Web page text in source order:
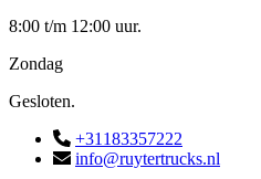
8:00 t/m 12:00 uur.
Zondag
Gesloten.
+31183357222
info@ruytertrucks.nl